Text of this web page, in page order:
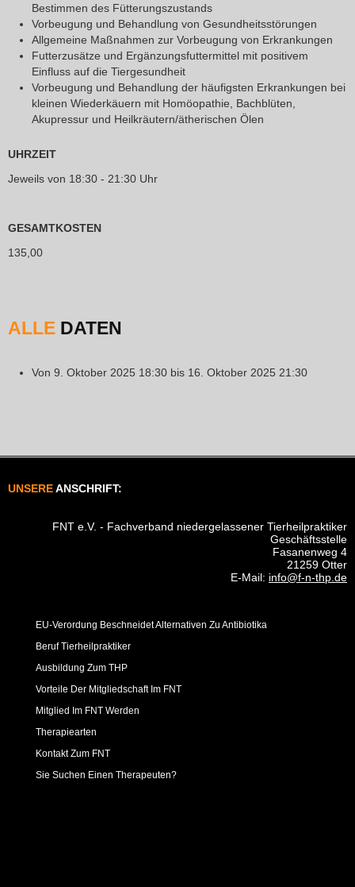
Bestimmen des Fütterungszustands
Vorbeugung und Behandlung von Gesundheitsstörungen
Allgemeine Maßnahmen zur Vorbeugung von Erkrankungen
Futterzusätze und Ergänzungsfuttermittel mit positivem
Einfluss auf die Tiergesundheit
Vorbeugung und Behandlung der häufigsten Erkrankungen bei
kleinen Wiederkäuern mit Homöopathie, Bachblüten,
Akupressur und Heilkräutern/ätherischen Ölen
UHRZEIT
Jeweils von 18:30 - 21:30 Uhr
GESAMTKOSTEN
135,00
ALLE DATEN
Von 9. Oktober 2025 18:30 bis 16. Oktober 2025 21:30
UNSEREANSCHRIFT:
FNT e.V. - Fachverband niedergelassener Tierheilpraktiker
Geschäftsstelle
Fasanenweg 4
21259 Otter
E-Mail: info@f-n-thp.de
EU-Verordung Beschneidet Alternativen Zu Antibiotika
Beruf Tierheilpraktiker
Ausbildung Zum THP
Vorteile Der Mitgliedschaft Im FNT
Mitglied Im FNT Werden
Therapiearten
Kontakt Zum FNT
Sie Suchen Einen Therapeuten?